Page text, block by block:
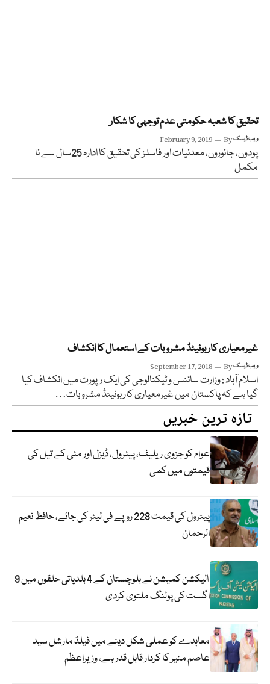
تحقیق کا شعبہ حکومتی عدم توجہی کا شکار
February 9, 2019 Byویب ڈیسک
پودوں، جانوروں، معدنیات اور فاسلز کی تحقیق کا ادارہ 25سال سے نا
مکمل
غیرمعیاری کاربونیٹڈ مشروبات کے استعمال کا انکشاف
September 17, 2018 Byویب ڈیسک
اسلام آباد : وزارت سائنس و ٹیکنالوجی کی ایک رپورٹ میں انکشاف کیا
گیا ہے کہ پاکستان میں غیرمعیاری کاربونیٹڈ مشروبات…
تازہ ترین خبریں
عوام کو جزوی ریلیف، پیٹرول، ڈیزل اور مٹی کے تیل کی
قیمتوں میں کمی
پیٹرول کی قیمت 228 روپے فی لیٹر کی جائے، حافظ نعیم
الرحمان
الیکشن کمیشن نے بلوچستان کے 4 بلدیاتی حلقوں میں 9
اگست کی پولنگ ملتوی کردی
معاہدے کو عملی شکل دینے میں فیلڈ مارشل سید
عاصم منیر کا کردار قابل قدر ہے، وزیراعظم